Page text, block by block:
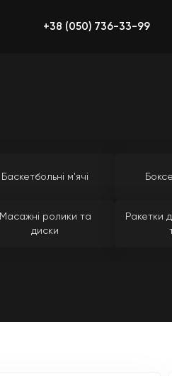
+38 (050) 736-33-99
Баскетбольні м'ячі
Масажні ролики та
диски
Ракетки